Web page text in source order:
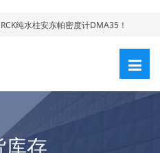
纯水柱安东帕密度计DMA35！
库存